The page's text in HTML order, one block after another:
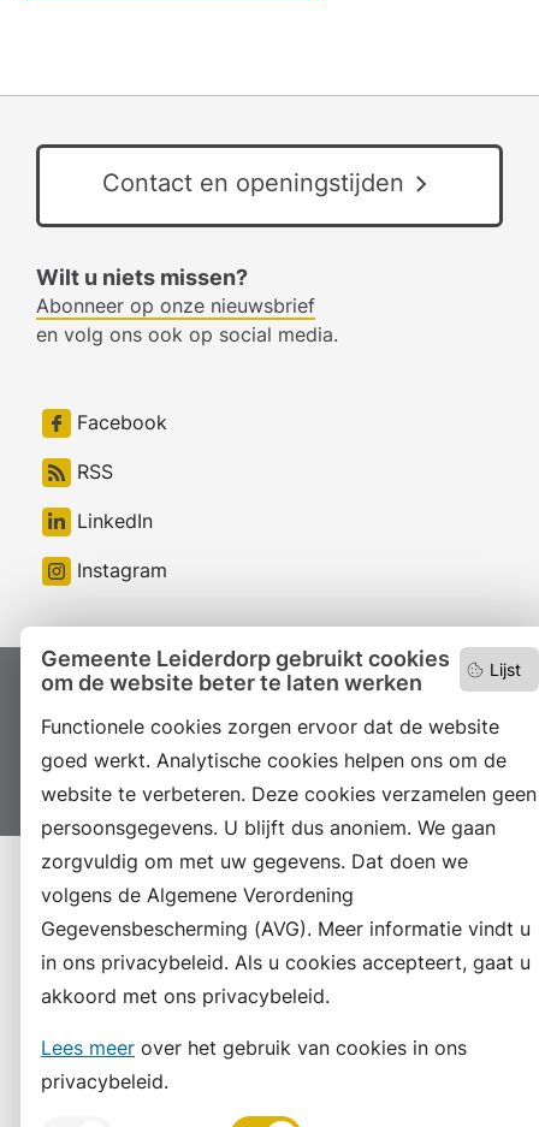
Lijst
Gemeente Leiderdorp gebruikt cookies
om de website beter te laten werken
Functionele cookies zorgen ervoor dat de website
goed werkt. Analytische cookies helpen ons om de
website te verbeteren. Deze cookies verzamelen geen
persoonsgegevens. U blijft dus anoniem. We gaan
zorgvuldig om met uw gegevens. Dat doen we
volgens de Algemene Verordening
Gegevensbescherming (AVG). Meer informatie vindt u
in ons privacybeleid. Als u cookies accepteert, gaat u
akkoord met ons privacybeleid.
Lees meer over het gebruik van cookies in ons
privacybeleid.
Contact en openingstijden
Wilt u niets missen?
Abonneer op onze nieuwsbrief
en volg ons ook op social media.
Facebook
RSS
LinkedIn
Instagram
Proclaimer Colofon
Toegankelijkheid
Sitemap
Privacyverklaring
Servicenormen
Suggesties
Archief